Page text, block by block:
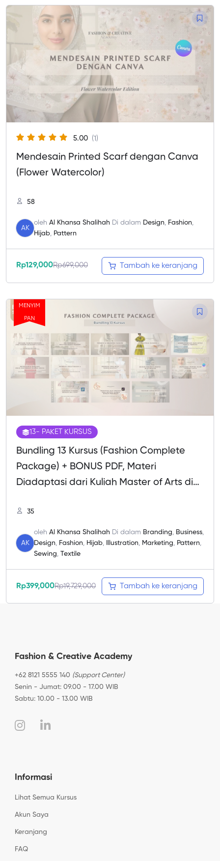
5.00 (1)
Mendesain Printed Scarf dengan Canva
(Flower Watercolor)
58
AK
oleh Al Khansa Shalihah Di dalam Design Fashion
Hijab
Pattern
Rp129,000Rp699,000 Tambah ke keranjang
MENYIM
PAN
97.98%
13- PAKET KURSUS
Bundling 13 Kursus (Fashion Complete
Package) + BONUS PDF, Materi
Diadaptasi dari Kuliah Master of Arts di
35
AK
oleh Al Khansa Shalihah Di dalam Branding, Business,
Design, Fashion, Hijab, Illustration, Marketing, Pattern,
Sewing, Textile
Rp399,000Rp19,729,000 Tambah ke keranjang
Fashion & Creative Academy
+62 8121 5555 140 (Support Center)
Senin - Jumat: 09.00 - 17.00 WIB
Sabtu: 10.00 - 13.00 WIB
Informasi
Lihat Semua Kursus
Akun Saya
Keranjang
FAQ